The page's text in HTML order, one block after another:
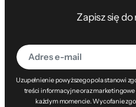
Zapisz się
Uzupełnienie powyższego pola stanowi
treści informacyjne oraz
każdym momencie. Wycofanie